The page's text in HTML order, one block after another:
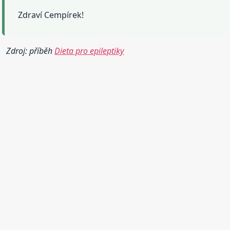
Zdraví Cempírek!
Zdroj: příběhDieta pro epileptiky